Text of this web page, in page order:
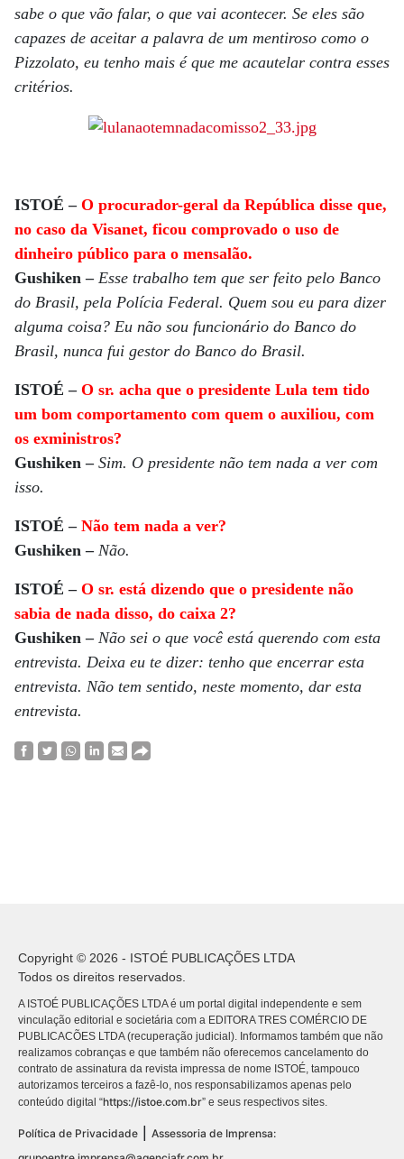
sabe o que vão falar, o que vai acontecer. Se eles são
capazes de aceitar a palavra de um mentiroso como o
Pizzolato, eu tenho mais é que me acautelar contra esses
critérios.
ISTOÉ – O procurador-geral da República disse que,
no caso da Visanet, ficou comprovado o uso de
dinheiro público para o mensalão.
Gushiken – Esse trabalho tem que ser feito pelo Banco
do Brasil, pela Polícia Federal. Quem sou eu para dizer
alguma coisa? Eu não sou funcionário do Banco do
Brasil, nunca fui gestor do Banco do Brasil.
ISTOÉ – O sr. acha que o presidente Lula tem tido
um bom comportamento com quem o auxiliou, com
os exministros?
Gushiken – Sim. O presidente não tem nada a ver com
isso.
ISTOÉ – Não tem nada a ver?
Gushiken – Não.
ISTOÉ – O sr. está dizendo que o presidente não
sabia de nada disso, do caixa 2?
Gushiken – Não sei o que você está querendo com esta
entrevista. Deixa eu te dizer: tenho que encerrar esta
entrevista. Não tem sentido, neste momento, dar esta
entrevista.
Copyright © 2026 - ISTOÉ PUBLICAÇÕES LTDA
Todos os direitos reservados.
A ISTOÉ PUBLICAÇÕES LTDA é um portal digital independente e sem
vinculação editorial e societária com a EDITORA TRES COMÉRCIO DE
PUBLICACÕES LTDA (recuperação judicial). Informamos também que não
realizamos cobranças e que também não oferecemos cancelamento do
contrato de assinatura da revista impressa de nome ISTOÉ, tampouco
autorizamos terceiros a fazê-lo, nos responsabilizamos apenas pelo
conteúdo digital “https://istoe.com.br” e seus respectivos sites.
Política de Privacidade | Assessoria de Imprensa: